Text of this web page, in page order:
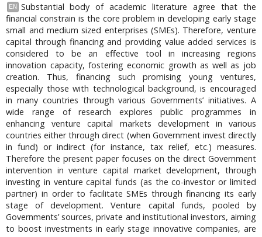
EN
Substantial body of academic literature agree that the
financial constrain is the core problem in developing early stage
small and medium sized enterprises (SMEs). Therefore, venture
capital through financing and providing value added services is
considered to be an effective tool in increasing regions
innovation capacity, fostering economic growth as well as job
creation. Thus, financing such promising young ventures,
especially those with technological background, is encouraged
in many countries through various Governments’ initiatives. A
wide range of research explores public programmes in
enhancing venture capital markets development in various
countries either through direct (when Government invest directly
in fund) or indirect (for instance, tax relief, etc.) measures.
Therefore the present paper focuses on the direct Government
intervention in venture capital market development, through
investing in venture capital funds (as the co-investor or limited
partner) in order to facilitate SMEs through financing its early
stage of development. Venture capital funds, pooled by
Governments’ sources, private and institutional investors, aiming
to boost investments in early stage innovative companies, are